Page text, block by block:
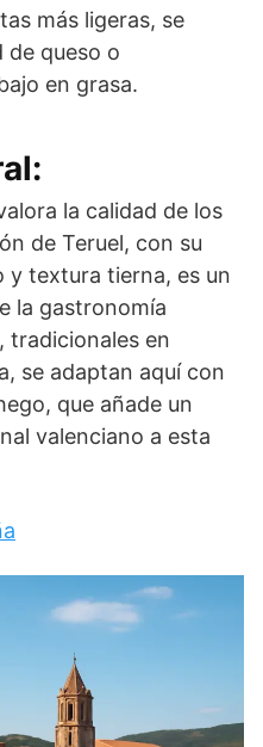
más ligeras, se
de queso o
en grasa.
la calidad de los
de Teruel, con su
y textura tierna, es un
la gastronomía
tradicionales en
se adaptan aquí con
que añade un
valenciano a esta